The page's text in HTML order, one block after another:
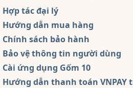
Hợp tác đại lý
Hướng dẫn mua hàng
Chính sách bảo hành
Bảo vệ thông tin người dùng
Cài ứng dụng Gốm 10
Hướng dẫn thanh toán VNPAY